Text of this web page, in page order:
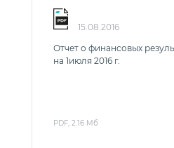
15.08.2016
Отчет о финансовых
на 1июля 2016 г.
PDF, 2.16 Мб